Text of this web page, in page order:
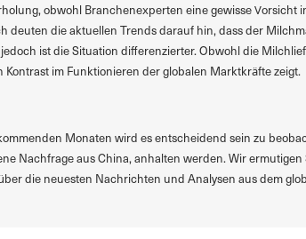
obwohl Branchenexperten eine gewisse Vorsicht
deuten die aktuellen Trends darauf hin, dass der
ist die Situation differenzierter. Obwohl die
Kontrast im Funktionieren der globalen Marktkräfte zeigt.
Monaten wird es entscheidend sein zu
Nachfrage aus China, anhalten werden. Wir
die neuesten Nachrichten und Analysen aus dem